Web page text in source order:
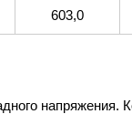
603,0